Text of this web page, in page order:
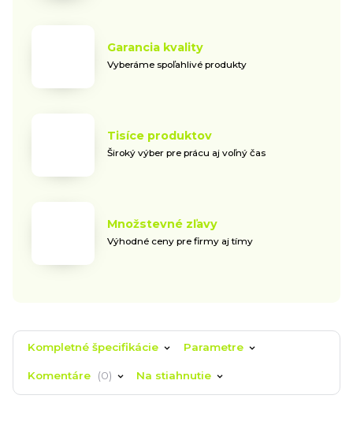
Garancia kvality
Vyberáme spoľahlivé produkty
Tisíce produktov
Široký výber pre prácu aj voľný čas
Množstevné zľavy
Výhodné ceny pre firmy aj tímy
Kompletné špecifikácie Parametre
Komentáre 0 Na stiahnutie